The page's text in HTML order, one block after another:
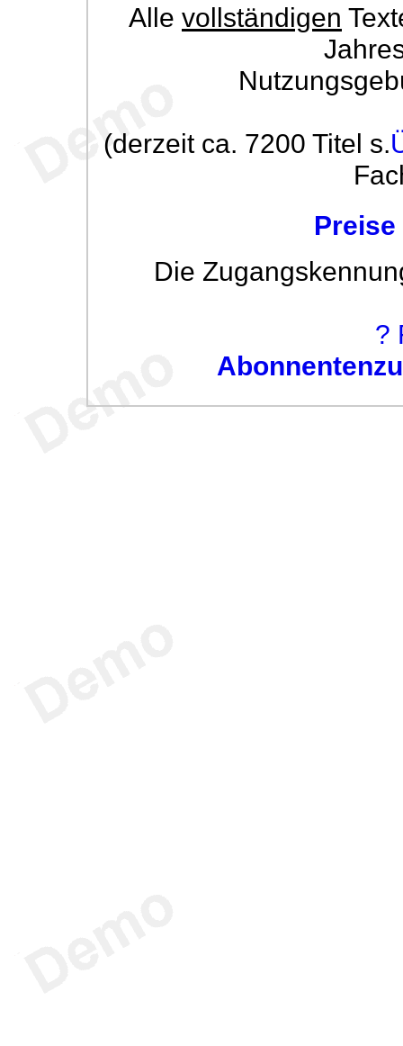
Alle vollständigen
(derzeit ca. 7200 Titel s.
Die
?